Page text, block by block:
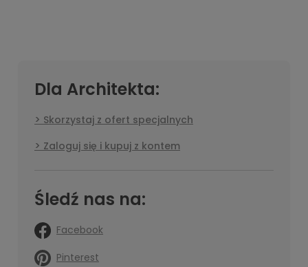
Dla Architekta:
Skorzystaj z ofert specjalnych
Zaloguj się i kupuj z kontem
Śledź nas na:
Facebook
Pinterest